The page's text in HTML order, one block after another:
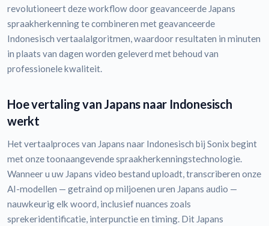
revolutioneert deze workflow door geavanceerde Japans
spraakherkenning te combineren met geavanceerde
Indonesisch vertaalalgoritmen, waardoor resultaten in minuten
in plaats van dagen worden geleverd met behoud van
professionele kwaliteit.
Hoe vertaling van Japans naar Indonesisch
werkt
Het vertaalproces van Japans naar Indonesisch bij Sonix begint
met onze toonaangevende spraakherkenningstechnologie.
Wanneer u uw Japans video bestand uploadt, transcriberen onze
AI-modellen — getraind op miljoenen uren Japans audio —
nauwkeurig elk woord, inclusief nuances zoals
sprekeridentificatie, interpunctie en timing. Dit Japans